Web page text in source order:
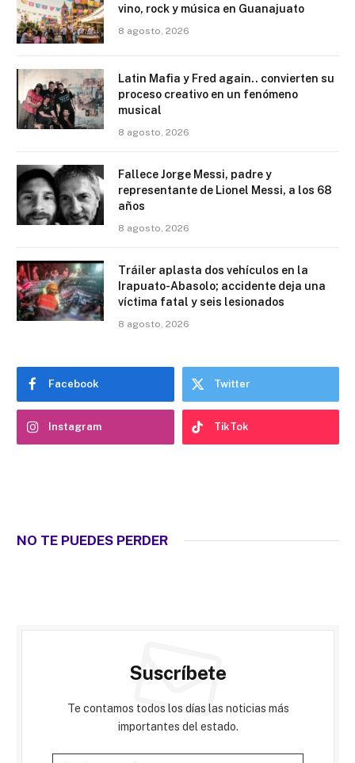
vino, rock y música en Guanajuato
8 agosto, 2026
Latin Mafia y Fred again.. convierten su
proceso creativo en un fenómeno
musical
8 agosto, 2026
Fallece Jorge Messi, padre y
representante de Lionel Messi, a los 68
años
8 agosto, 2026
Tráiler aplasta dos vehículos en la
Irapuato-Abasolo; accidente deja una
víctima fatal y seis lesionados
8 agosto, 2026
Facebook Twitter
Instagram TikTok
NO TE PUEDES PERDER
Suscríbete
Te contamos todos los días las noticias más
importantes del estado.